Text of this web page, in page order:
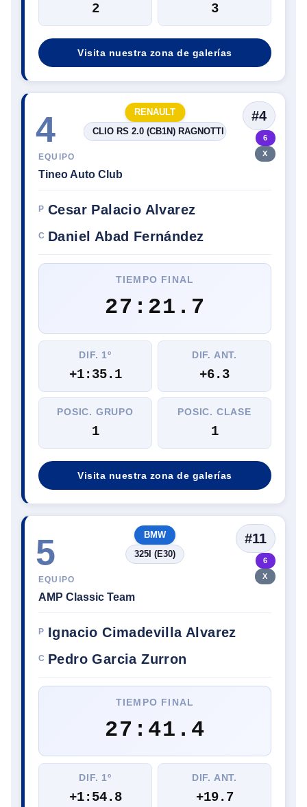
2 3
Visita nuestra zona de galerías
4 #4
6
X
EQUIPO
Tineo Auto Club
RENAULT
CLIO RS 2.0 (CB1N) RAGNOTTI
P Cesar Palacio Alvarez
C Daniel Abad Fernández
TIEMPO FINAL
27:21.7
DIF. 1º
+1:35.1
DIF. ANT.
+6.3
POSIC. GRUPO
1
POSIC. CLASE
1
Visita nuestra zona de galerías
5 #11
6
X
EQUIPO
AMP Classic Team
BMW
325I (E30)
P Ignacio Cimadevilla Alvarez
C Pedro Garcia Zurron
TIEMPO FINAL
27:41.4
DIF. 1º
+1:54.8
DIF. ANT.
+19.7